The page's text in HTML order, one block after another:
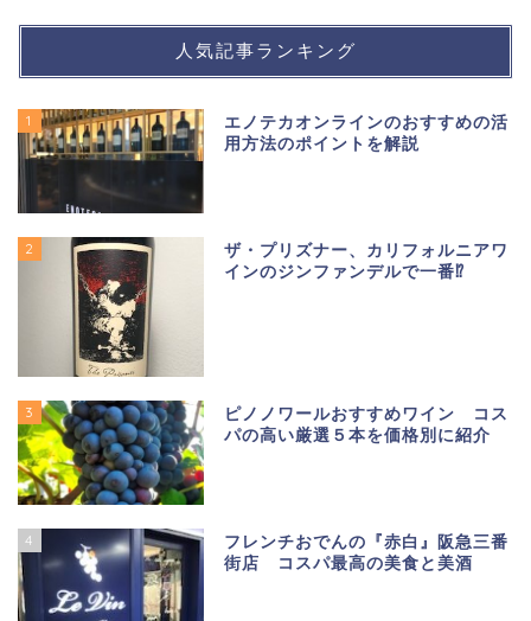
人気記事ランキング
1
エノテカオンラインのおすすめの活
用方法のポイントを解説
2
ザ・プリズナー、カリフォルニアワ
インのジンファンデルで一番⁉
3
ピノノワールおすすめワイン コス
パの高い厳選５本を価格別に紹介
4
フレンチおでんの『赤白』阪急三番
街店 コスパ最高の美食と美酒